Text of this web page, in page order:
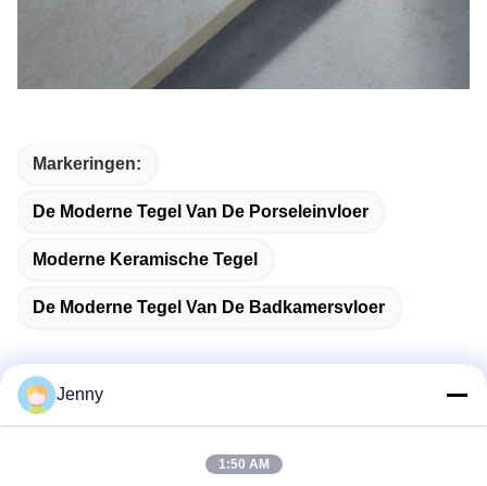
Markeringen:
De Moderne Tegel Van De Porseleinvloer
Moderne Keramische Tegel
De Moderne Tegel Van De Badkamersvloer
Jenny
1:50 AM